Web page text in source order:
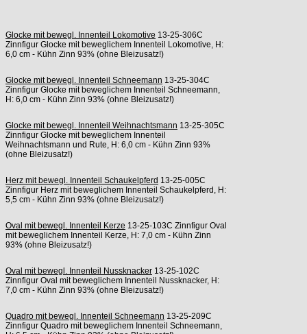
Glocke mit bewegl. Innenteil Lokomotive 13-25-306C
Zinnfigur Glocke mit beweglichem Innenteil Lokomotive, H:
6,0 cm - Kühn Zinn 93% (ohne Bleizusatz!)
Glocke mit bewegl. Innenteil Schneemann 13-25-304C
Zinnfigur Glocke mit beweglichem Innenteil Schneemann,
H: 6,0 cm - Kühn Zinn 93% (ohne Bleizusatz!)
Glocke mit bewegl. Innenteil Weihnachtsmann 13-25-305C
Zinnfigur Glocke mit beweglichem Innenteil
Weihnachtsmann und Rute, H: 6,0 cm - Kühn Zinn 93%
(ohne Bleizusatz!)
Herz mit bewegl. Innenteil Schaukelpferd 13-25-005C
Zinnfigur Herz mit beweglichem Innenteil Schaukelpferd, H:
5,5 cm - Kühn Zinn 93% (ohne Bleizusatz!)
Oval mit bewegl. Innenteil Kerze 13-25-103C Zinnfigur Oval
mit beweglichem Innenteil Kerze, H: 7,0 cm - Kühn Zinn
93% (ohne Bleizusatz!)
Oval mit bewegl. Innenteil Nussknacker 13-25-102C
Zinnfigur Oval mit beweglichem Innenteil Nussknacker, H:
7,0 cm - Kühn Zinn 93% (ohne Bleizusatz!)
Quadro mit bewegl. Innenteil Schneemann 13-25-209C
Zinnfigur Quadro mit beweglichem Innenteil Schneemann,